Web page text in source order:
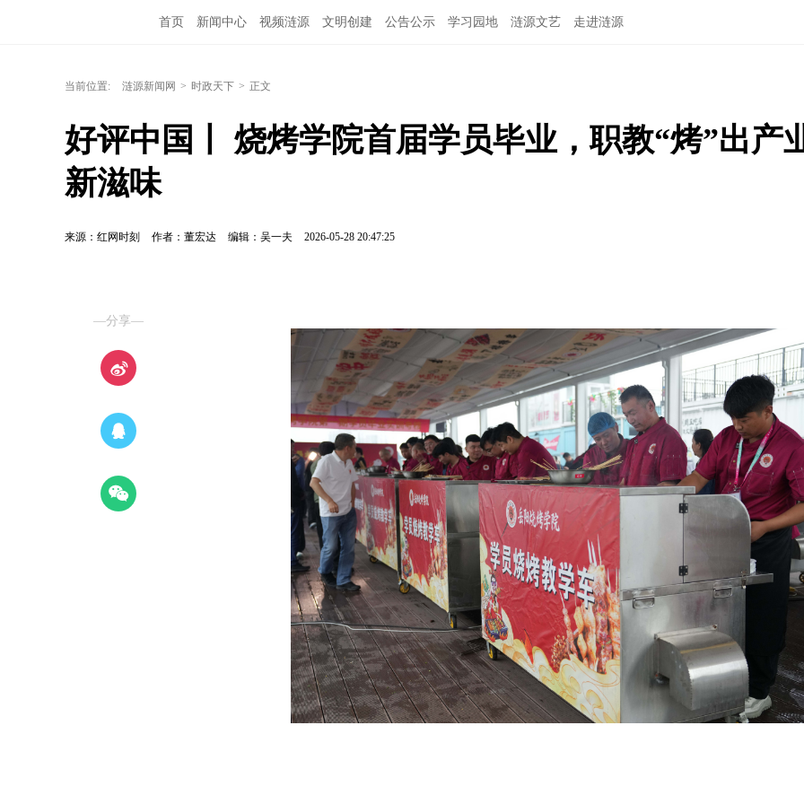
首页 新闻中心 视频涟源 文明创建 公告公示 学习园地 涟源文艺 走进涟源
当前位置: 涟源新闻网 > 时政天下 > 正文
好评中国丨 烧烤学院首届学员毕业，职教“烤”出产
新滋味
来源：红网时刻 作者：董宏达 编辑：吴一夫 2026-05-28 20:47:25
—分享—